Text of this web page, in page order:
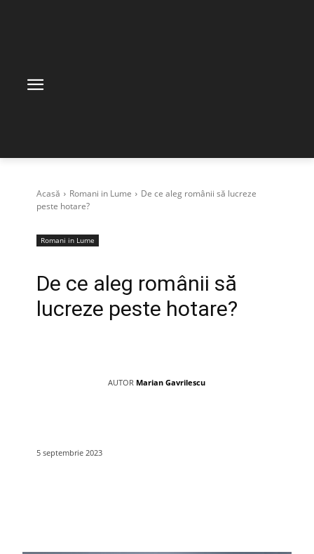
Acasă Romani in Lume
De ce aleg românii să lucreze
peste hotare?
Romani in Lume
De ce aleg românii să
lucreze peste hotare?
AUTOR Marian Gavrilescu
5 septembrie 2023